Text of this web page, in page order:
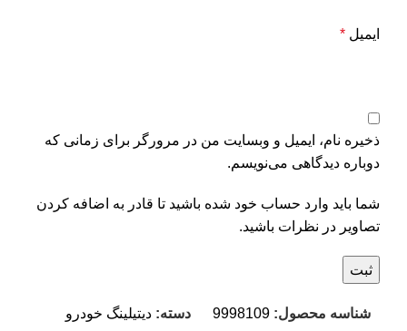
ایمیل *
ذخیره نام، ایمیل و وبسایت من در مرورگر برای زمانی که
دوباره دیدگاهی می‌نویسم.
شما باید وارد حساب خود شده باشید تا قادر به اضافه کردن
تصاویر در نظرات باشید.
شناسه محصول: 9998109 دسته: دیتیلینگ خودرو